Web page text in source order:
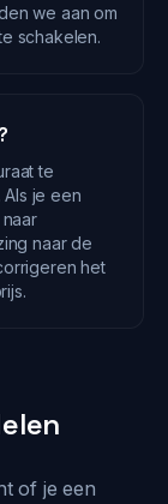
we aan om
schakelen.
te
je een
naar de
het
of je een